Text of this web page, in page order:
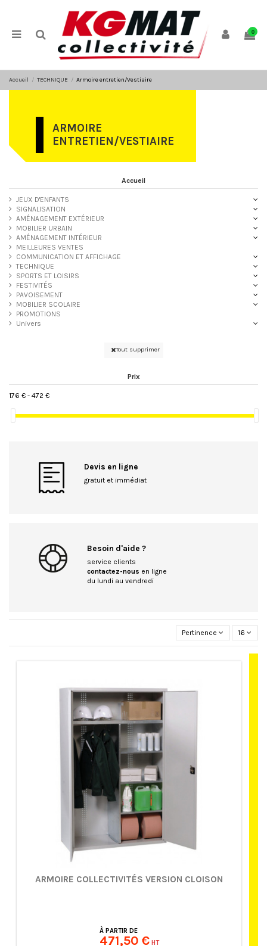
0
Accueil TECHNIQUE Armoire entretien/Vestiaire
ARMOIRE
ENTRETIEN/VESTIAIRE
Accueil
JEUX D'ENFANTS
SIGNALISATION
AMÉNAGEMENT EXTÉRIEUR
MOBILIER URBAIN
AMÉNAGEMENT INTÉRIEUR
MEILLEURES VENTES
COMMUNICATION ET AFFICHAGE
TECHNIQUE
SPORTS ET LOISIRS
FESTIVITÉS
PAVOISEMENT
MOBILIER SCOLAIRE
PROMOTIONS
Univers
Tout supprimer
Prix
176 € - 472 €
Devis en ligne
gratuit et immédiat
Besoin d'aide ?
service clients
contactez-nous en ligne
du lundi au vendredi
Pertinence 16
ARMOIRE COLLECTIVITÉS VERSION CLOISON
À PARTIR DE
471,50 € HT